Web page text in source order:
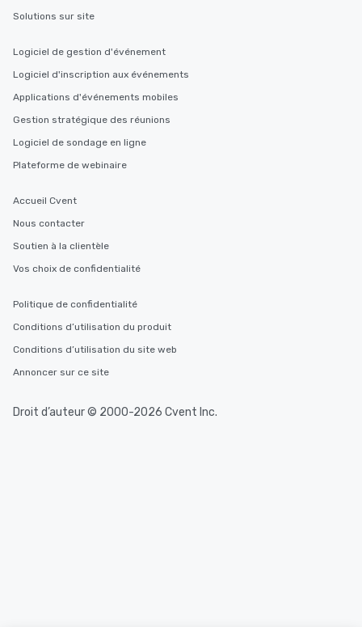
Solutions sur site
Logiciel de gestion d'événement
Logiciel d'inscription aux événements
Applications d'événements mobiles
Gestion stratégique des réunions
Logiciel de sondage en ligne
Plateforme de webinaire
Accueil Cvent
Nous contacter
Soutien à la clientèle
Vos choix de confidentialité
Politique de confidentialité
Conditions d’utilisation du produit
Conditions d’utilisation du site web
Annoncer sur ce site
Droit d’auteur © 2000-2026 Cvent Inc.